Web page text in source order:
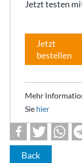
Jetzt testen
Jetzt
bestellen
Mehr
Sie hier
Back